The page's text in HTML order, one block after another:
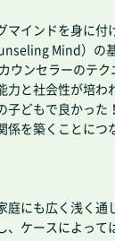
マインドを身に付
Mind）の
ウンセラーのテ
力と社会性が培わ
子どもで良かった
係を築くことにつ
庭にも広く浅く通
、ケースによって